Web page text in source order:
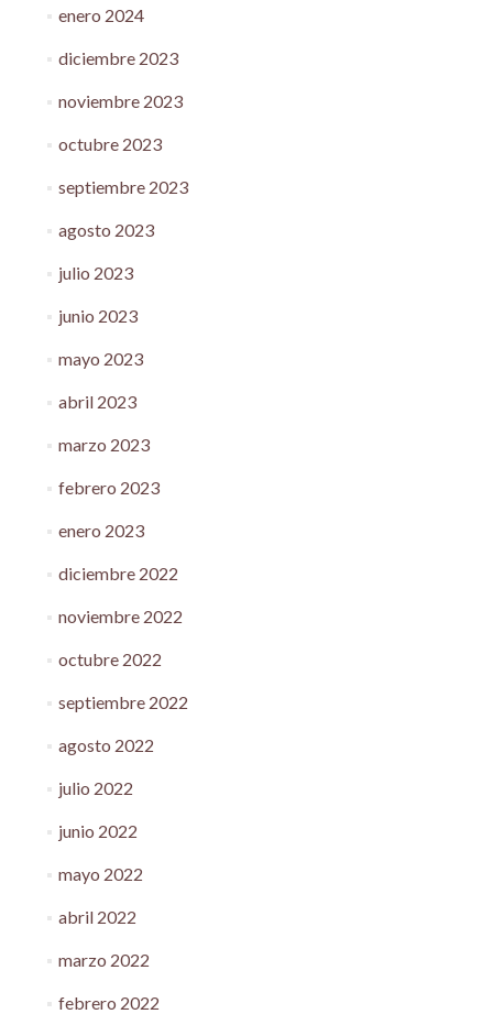
enero 2024
diciembre 2023
noviembre 2023
octubre 2023
septiembre 2023
agosto 2023
julio 2023
junio 2023
mayo 2023
abril 2023
marzo 2023
febrero 2023
enero 2023
diciembre 2022
noviembre 2022
octubre 2022
septiembre 2022
agosto 2022
julio 2022
junio 2022
mayo 2022
abril 2022
marzo 2022
febrero 2022